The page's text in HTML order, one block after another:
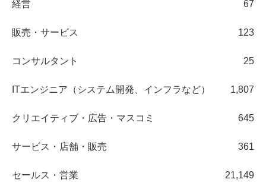
経営 67
販売・サービス 123
コンサルタント 25
ITエンジニア（システム開発、インフラなど） 1,807
クリエイティブ・広告・マスコミ 645
サービス・店舗・販売 361
セールス・営業 21,149